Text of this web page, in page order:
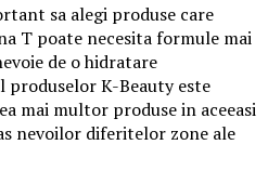
sa alegi produse care
T poate necesita formule mai
de o hidratare
produselor K-Beauty este
mai multor produse in aceeasi
nevoilor diferitelor zone ale